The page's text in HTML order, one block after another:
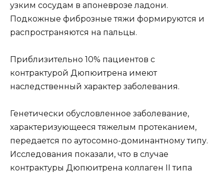
узким сосудам в апоневрозе ладони.
Подкожные фиброзные тяжи формируются и
распространяются на пальцы.
Приблизительно 10% пациентов с
контрактурой Дюпюитрена имеют
наследственный характер заболевания.
Генетически обусловленное заболевание,
характеризующееся тяжелым протеканием,
передается по аутосомно-доминантному типу.
Исследования показали, что в случае
контрактуры Дюпюитрена коллаген II типа